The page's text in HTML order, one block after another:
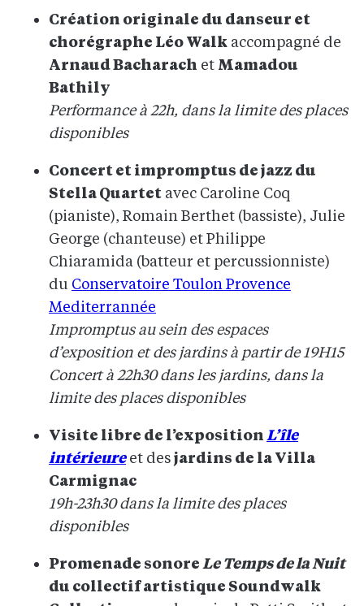
Création originale du danseur et
chorégraphe Léo Walk accompagné de
Arnaud Bacharach et Mamadou
Bathily
Performance à 22h, dans la limite des places
disponibles
Concert et impromptus de jazz du
Stella Quartet avec Caroline Coq
(pianiste), Romain Berthet (bassiste), Julie
George (chanteuse) et Philippe
Chiaramida (batteur et percussionniste)
du Conservatoire Toulon Provence
Mediterrannée
Impromptus au sein des espaces
d’exposition et des jardins à partir de 19H15
Concert à 22h30 dans les jardins, dans la
limite des places disponibles
Visite libre de l’exposition L’île
intérieureet desjardins de la Villa
Carmignac
19h-23h30 dans la limite des places
disponibles
Promenade sonore Le Temps de la Nuit
du collectif artistique Soundwalk